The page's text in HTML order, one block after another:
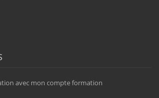
avec mon compte formation